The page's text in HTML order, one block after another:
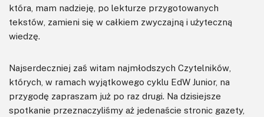
która, mam nadzieję, po lekturze przygotowanych
tekstów, zamieni się w całkiem zwyczajną i użyteczną
wiedzę.
Najserdeczniej zaś witam najmłodszych Czytelników,
których, w ramach wyjątkowego cyklu EdW Junior, na
przygodę zapraszam już po raz drugi. Na dzisiejsze
spotkanie przeznaczyliśmy aż jedenaście stronic gazety,